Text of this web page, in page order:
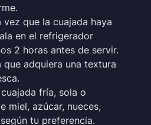
vez que la cuajada haya
en el refrigerador
2 horas antes de servir.
que adquiera una textura
fría, sola o
miel, azúcar, nueces,
tu preferencia.